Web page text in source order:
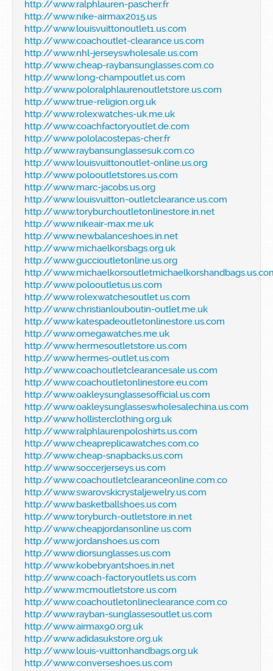
http://www.ralphlauren-pascher.fr
http://www.nike-airmax2015.us
http://www.louisvuittonoutlet1.us.com
http://www.coachoutlet-clearance.us.com
http://www.nhl-jerseyswholesale.us.com
http://www.cheap-raybansunglasses.com.co
http://www.long-champoutlet.us.com
http://www.poloralphlaurenoutletstore.us.com
http://www.true-religion.org.uk
http://www.rolexwatches-uk.me.uk
http://www.coachfactoryoutlet.de.com
http://www.pololacostepas-cher.fr
http://www.raybansunglassesuk.com.co
http://www.louisvuittonoutlet-online.us.org
http://www.polooutletstores.us.com
http://www.marc-jacobs.us.org
http://www.louisvuitton-outletclearance.us.com
http://www.toryburchoutletonlinestore.in.net
http://www.nikeair-max.me.uk
http://www.newbalanceshoes.in.net
http://www.michaelkorsbags.org.uk
http://www.guccioutletonline.us.org
http://
http://www.polooutletus.us.com
http://www.rolexwatchesoutlet.us.com
http://www.christianlouboutin-outlet.me.uk
http://www.katespadeoutletonlinestore.us.com
http://www.omegawatches.me.uk
http://www.hermesoutletstore.us.com
http://www.hermes-outlet.us.com
http://www.coachoutletclearancesale.us.com
http://www.coachoutletonlinestore.eu.com
http://www.oakleysunglassesofficial.us.com
http://www.oakleysunglasseswholesalechina.us.com
http://www.hollisterclothing.org.uk
http://www.ralphlaurenpoloshirts.us.com
http://www.cheapreplicawatches.com.co
http://www.cheap-snapbacks.us.com
http://www.soccerjerseys.us.com
http://www.coachoutletclearanceonline.com.co
http://www.swarovskicrystaljewelry.us.com
http://www.basketballshoes.us.com
http://www.toryburch-outletstore.in.net
http://www.cheapjordansonline.us.com
http://www.jordanshoes.us.com
http://www.diorsunglasses.us.com
http://www.kobebryantshoes.in.net
http://www.coach-factoryoutlets.us.com
http://www.mcmoutletstore.us.com
http://www.coachoutletonlineclearance.com.co
http://www.rayban-sunglassesoutlet.us.com
http://www.airmax90.org.uk
http://www.adidasukstore.org.uk
http://www.louis-vuittonhandbags.org.uk
http://www.converseshoes.us.com